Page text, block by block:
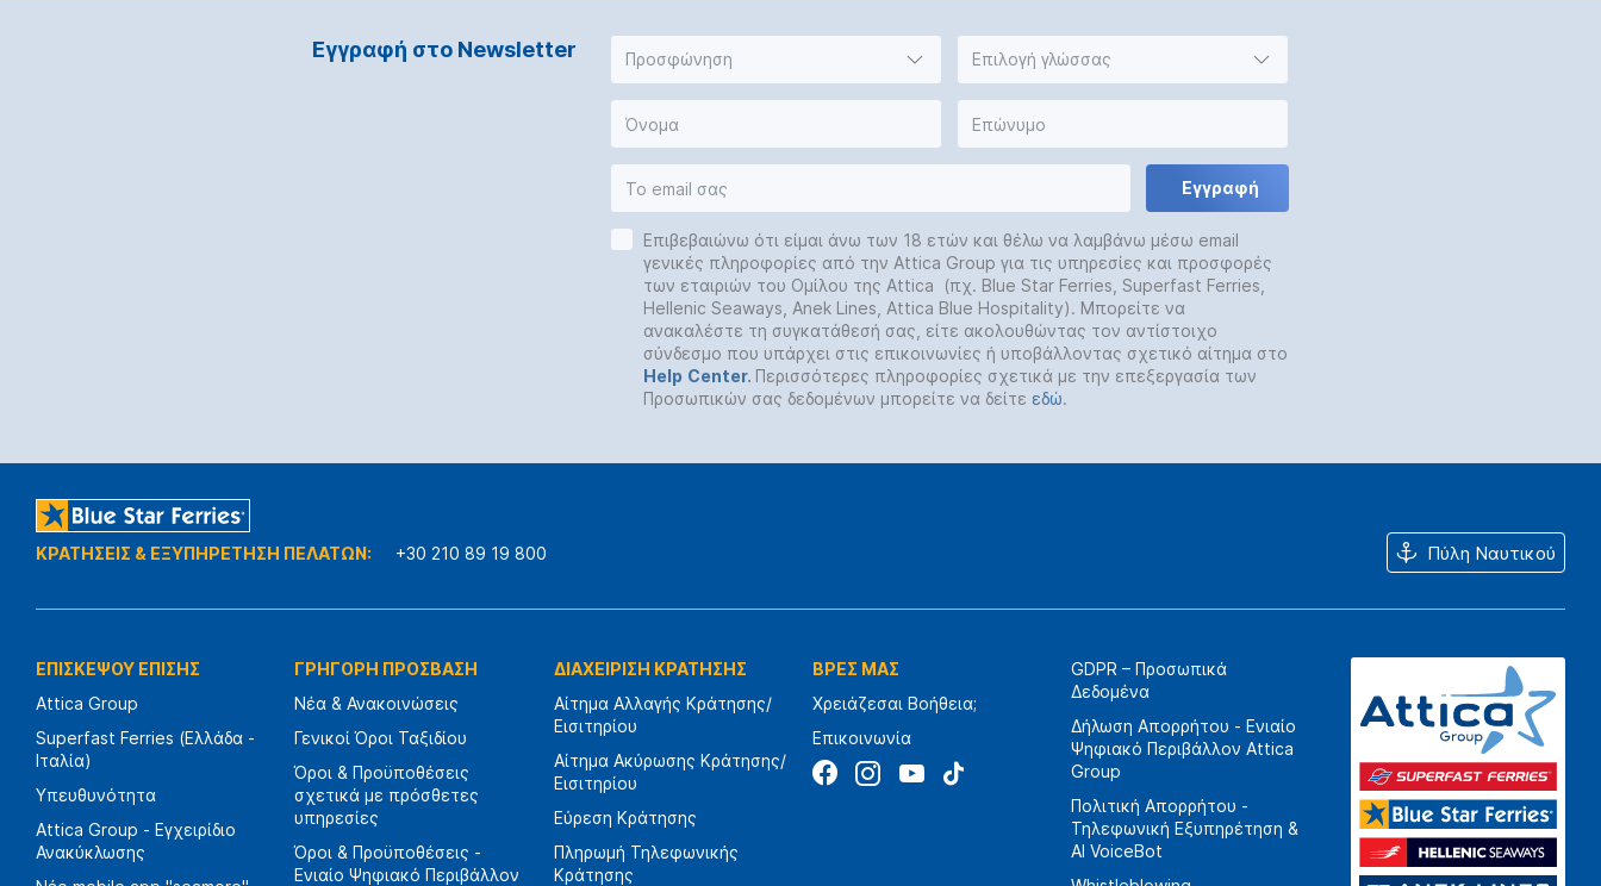
Εγγραφή στο Νewsletter Προσφώνηση Επιλογή γλώσσας
Εγγραφή
Επιβεβαιώνω ότι είμαι άνω των 18 ετών και θέλω να λαμβάνω μέσω email
γενικές πληροφορίες από την Attica Group για τις υπηρεσίες και προσφορές
των εταιριών του Ομίλου της Attica (πχ. Blue Star Ferries, Superfast Ferries,
Hellenic Seaways, Anek Lines, Attica Blue Hospitality). Μπορείτε να
ανακαλέστε τη συγκατάθεσή σας, είτε ακολουθώντας τον αντίστοιχο
σύνδεσμο που υπάρχει στις επικοινωνίες ή υποβάλλοντας σχετικό αίτημα στο
Help Center. Περισσότερες πληροφορίες σχετικά με την επεξεργασία των
Προσωπικών σας δεδομένων μπορείτε να δείτε εδώ.
ΚΡΑΤΗΣΕΙΣ & ΕΞΥΠΗΡΕΤΗΣΗ ΠΕΛΑΤΩΝ: +30 210 89 19 800 Πύλη Ναυτικού
ΕΠΙΣΚΕΨΟΥ ΕΠΙΣΗΣ
Attica Group
Superfast Ferries (Ελλάδα -
Ιταλία)
Υπευθυνότητα
Attica Group - Εγχειρίδιο
Ανακύκλωσης
ΓΡΗΓΟΡΗ ΠΡΟΣΒΑΣΗ
Νέα & Ανακοινώσεις
Γενικοί Όροι Ταξιδίου
Όροι & Προϋποθέσεις
σχετικά με πρόσθετες
υπηρεσίες
Όροι & Προϋποθέσεις -
Ενιαίο Ψηφιακό Περιβάλλον
ΔΙΑΧΕΙΡΙΣΗ ΚΡΑΤΗΣΗΣ
Αίτημα Αλλαγής Κράτησης/
Εισιτηρίου
Αίτημα Ακύρωσης Κράτησης/
Εισιτηρίου
Εύρεση Κράτησης
Πληρωμή Τηλεφωνικής
Κράτησης
ΒΡΕΣ ΜΑΣ
Χρειάζεσαι Βοήθεια;
Επικοινωνία
GDPR – Προσωπικά
Δεδομένα
Δήλωση Απορρήτου - Ενιαίο
Ψηφιακό Περιβάλλον Attica
Group
Πολιτική Απορρήτου -
Τηλεφωνική Εξυπηρέτηση &
AI VoiceBot